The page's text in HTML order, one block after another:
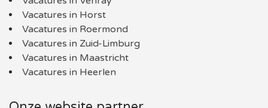
Vacatures in Horst
Vacatures in Roermond
Vacatures in Zuid-Limburg
Vacatures in Maastricht
Vacatures in Heerlen